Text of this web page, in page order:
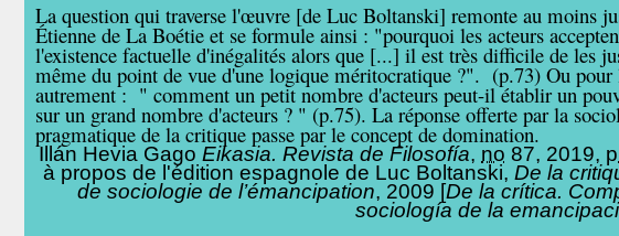
La question qui traverse l'œuvre [de Luc Boltanski] remonte au moins
Étienne de La Boétie et se formule ainsi : "pourquoi les acteurs
l'existence factuelle d'inégalités alors que [...] il est très difficile de les
même du point de vue d'une logique méritocratique ?". (p.73) Ou pour
autrement : " comment un petit nombre d'acteurs peut-il établir un
sur un grand nombre d'acteurs ? " (p.75). La réponse offerte par la
pragmatique de la critique passe par le concept de domination.
Illán Hevia Gago Eikasia. Revista de Filosofía, no 87,‎ 2019,
à propos de l'édition espagnole de Luc Boltanski, De la
de sociologie de l’émancipation, 2009 [De la crítica.
sociología de la